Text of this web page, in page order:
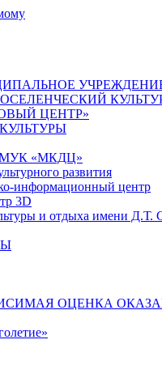
ЦЕНТР»
«МКДЦ»
развития
информационный центр
3D
и отдыха имени Д.Т.
ОЦЕНКА